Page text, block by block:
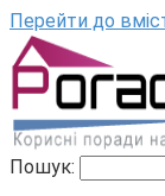
Перейти до
Пошук: